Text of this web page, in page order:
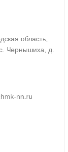
область,
Чернышиха, д.
nn.ru